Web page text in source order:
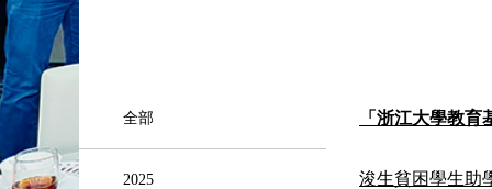
全部
2025
「浙江大學教
浚生貧困學生助